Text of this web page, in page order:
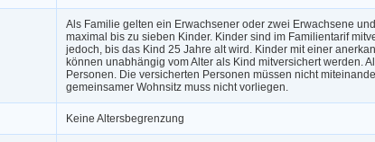
Als Familie gelten ein Erwachsener oder zwei Erwachsene
maximal bis zu sieben Kinder. Kinder sind im Familientarif
jedoch, bis das Kind 25 Jahre alt wird. Kinder mit einer
können unabhängig vom Alter als Kind mitversichert werden.
Personen. Die versicherten Personen müssen nicht
gemeinsamer Wohnsitz muss nicht vorliegen.
Keine Altersbegrenzung